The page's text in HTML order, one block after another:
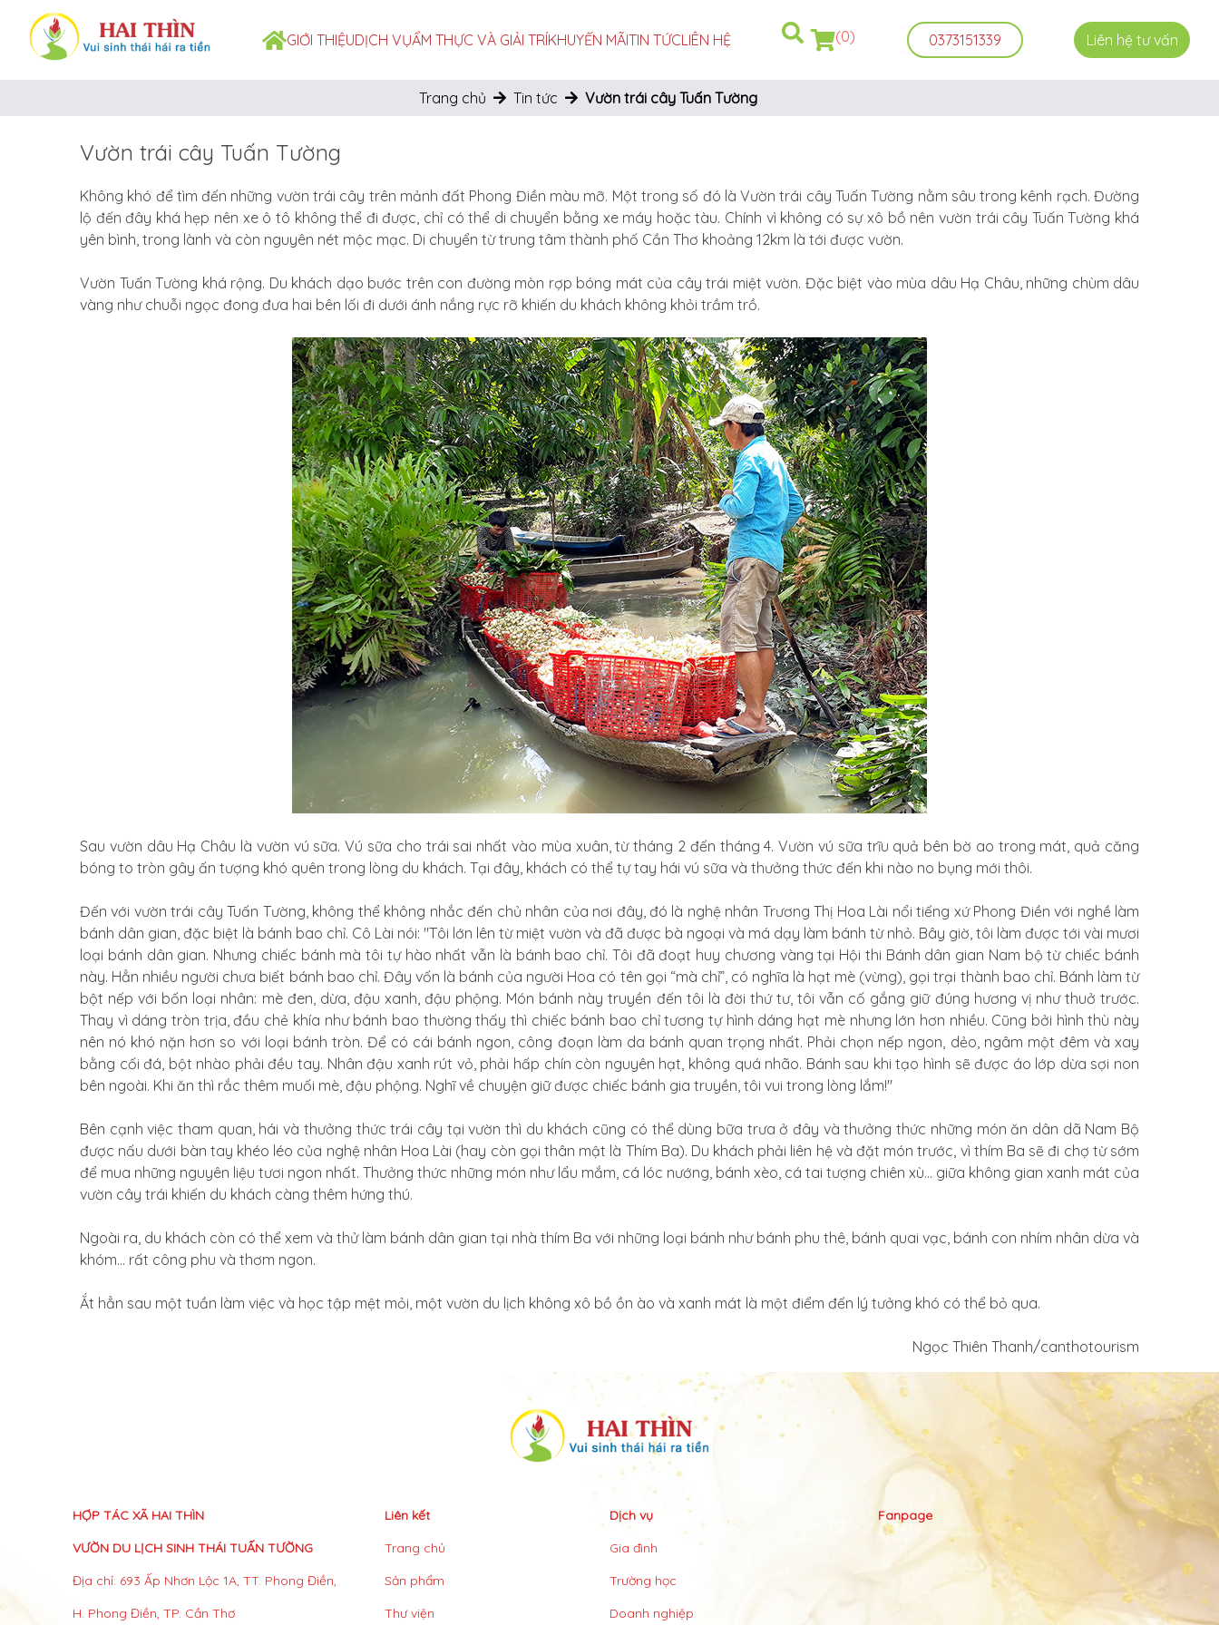
GIỚI THIỆUDỊCH VỤẨM THỰC VÀ GIẢI TRÍKHUYẾN MÃITIN TỨCLIÊN HỆ (0) 0373151339 Liên hệ tư vấn
Trang chủ Tin tức Vườn trái cây Tuấn Tường
Vườn trái cây Tuấn Tường
Không khó để tìm đến những vườn trái cây trên mảnh đất Phong Điền màu mỡ. Một trong số đó là Vườn trái cây Tuấn Tường nằm sâu trong kênh rạch. Đường
lộ đến đây khá hẹp nên xe ô tô không thể đi được, chỉ có thể di chuyển bằng xe máy hoặc tàu. Chính vì không có sự xô bồ nên vườn trái cây Tuấn Tường khá
yên bình, trong lành và còn nguyên nét mộc mạc. Di chuyển từ trung tâm thành phố Cần Thơ khoảng 12km là tới được vườn.
Vườn Tuấn Tường khá rộng. Du khách dạo bước trên con đường mòn rợp bóng mát của cây trái miệt vườn. Đặc biệt vào mùa dâu Hạ Châu, những chùm dâu
vàng như chuỗi ngọc đong đưa hai bên lối đi dưới ánh nắng rực rỡ khiến du khách không khỏi trầm trồ.
Sau vườn dâu Hạ Châu là vườn vú sữa. Vú sữa cho trái sai nhất vào mùa xuân, từ tháng 2 đến tháng 4. Vườn vú sữa trĩu quả bên bờ ao trong mát, quả căng
bóng to tròn gây ấn tượng khó quên trong lòng du khách. Tại đây, khách có thể tự tay hái vú sữa và thưởng thức đến khi nào no bụng mới thôi.
Đến với vườn trái cây Tuấn Tường, không thể không nhắc đến chủ nhân của nơi đây, đó là nghệ nhân Trương Thị Hoa Lài nổi tiếng xứ Phong Điền với nghề làm
bánh dân gian, đặc biệt là bánh bao chỉ. Cô Lài nói: "Tôi lớn lên từ miệt vườn và đã được bà ngoại và má dạy làm bánh từ nhỏ. Bây giờ, tôi làm được tới vài mươi
loại bánh dân gian. Nhưng chiếc bánh mà tôi tự hào nhất vẫn là bánh bao chỉ. Tôi đã đoạt huy chương vàng tại Hội thi Bánh dân gian Nam bộ từ chiếc bánh
này. Hẳn nhiều người chưa biết bánh bao chỉ. Đây vốn là bánh của người Hoa có tên gọi “mà chỉ”, có nghĩa là hạt mè (vừng), gọi trại thành bao chỉ. Bánh làm từ
bột nếp với bốn loại nhân: mè đen, dừa, đậu xanh, đậu phộng. Món bánh này truyền đến tôi là đời thứ tư, tôi vẫn cố gắng giữ đúng hương vị như thuở trước.
Thay vì dáng tròn trịa, đầu chẻ khía như bánh bao thường thấy thì chiếc bánh bao chỉ tương tự hình dáng hạt mè nhưng lớn hơn nhiều. Cũng bởi hình thù này
nên nó khó nặn hơn so với loại bánh tròn. Để có cái bánh ngon, công đoạn làm da bánh quan trọng nhất. Phải chọn nếp ngon, dẻo, ngâm một đêm và xay
bằng cối đá, bột nhào phải đều tay. Nhân đậu xanh rút vỏ, phải hấp chín còn nguyên hạt, không quá nhão. Bánh sau khi tạo hình sẽ được áo lớp dừa sợi non
bên ngoài. Khi ăn thì rắc thêm muối mè, đậu phộng. Nghĩ về chuyện giữ được chiếc bánh gia truyền, tôi vui trong lòng lắm!"
Bên cạnh việc tham quan, hái và thưởng thức trái cây tại vườn thì du khách cũng có thể dùng bữa trưa ở đây và thưởng thức những món ăn dân dã Nam Bộ
được nấu dưới bàn tay khéo léo của nghệ nhân Hoa Lài (hay còn gọi thân mật là Thím Ba). Du khách phải liên hệ và đặt món trước, vì thím Ba sẽ đi chợ từ sớm
để mua những nguyên liệu tươi ngon nhất. Thưởng thức những món như lẩu mắm, cá lóc nướng, bánh xèo, cá tai tượng chiên xù... giữa không gian xanh mát của
vườn cây trái khiến du khách càng thêm hứng thú.
Ngoài ra, du khách còn có thể xem và thử làm bánh dân gian tại nhà thím Ba với những loại bánh như bánh phu thê, bánh quai vạc, bánh con nhím nhân dừa và
khóm... rất công phu và thơm ngon.
Ắt hẳn sau một tuần làm việc và học tập mệt mỏi, một vườn du lịch không xô bồ ồn ào và xanh mát là một điểm đến lý tưởng khó có thể bỏ qua.
Ngọc Thiên Thanh/canthotourism
HỢP TÁC XÃ HAI THÌN
VƯỜN DU LỊCH SINH THÁI TUẤN TƯỜNG
Địa chỉ: 693 Ấp Nhơn Lộc 1A, TT. Phong Điền,
H. Phong Điền, TP. Cần Thơ
Liên kết
Trang chủ
Sản phẩm
Thư viện
Dịch vụ
Gia đình
Trường học
Doanh nghiệp
Fanpage